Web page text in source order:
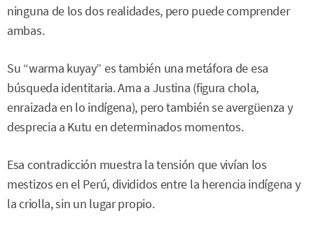
ninguna de los dos realidades, pero puede comprender
ambas.
Su “warma kuyay” es también una metáfora de esa
búsqueda identitaria. Ama a Justina (figura chola,
enraizada en lo indígena), pero también se avergüenza y
desprecia a Kutu en determinados momentos.
Esa contradicción muestra la tensión que vivían los
mestizos en el Perú, divididos entre la herencia indígena y
la criolla, sin un lugar propio.